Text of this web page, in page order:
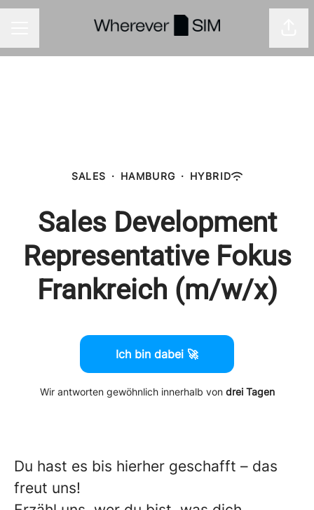
SALES · HAMBURG · HYBRID
Sales Development
Representative Fokus
Frankreich (m/w/x)
Ich bin dabei 🚀
Wir antworten gewöhnlich innerhalb von drei Tagen
Du hast es bis hierher geschafft – das
freut uns!